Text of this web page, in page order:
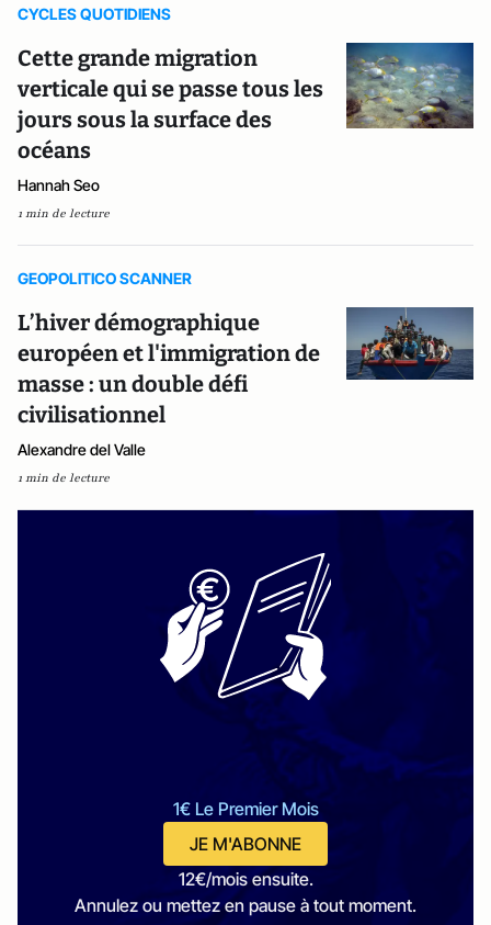
CYCLES QUOTIDIENS
Cette grande migration
verticale qui se passe tous les
jours sous la surface des
océans
Hannah Seo
1 min de lecture
GEOPOLITICO SCANNER
L’hiver démographique
européen et l'immigration de
masse : un double défi
civilisationnel
Alexandre del Valle
1 min de lecture
1€ Le Premier Mois
JE M'ABONNE
12€/mois ensuite.
Annulez ou mettez en pause à tout moment.